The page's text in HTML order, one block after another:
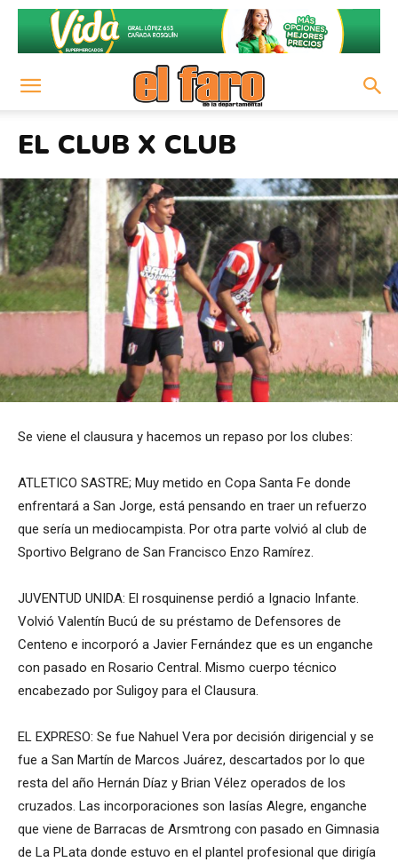
EL CLUB X CLUB
Se viene el clausura y hacemos un repaso por los clubes:
ATLETICO SASTRE; Muy metido en Copa Santa Fe donde
enfrentará a San Jorge, está pensando en traer un refuerzo
que sería un mediocampista. Por otra parte volvió al club de
Sportivo Belgrano de San Francisco Enzo Ramírez.
JUVENTUD UNIDA: El rosquinense perdió a Ignacio Infante.
Volvió Valentín Bucú de su préstamo de Defensores de
Centeno e incorporó a Javier Fernández que es un enganche
con pasado en Rosario Central. Mismo cuerpo técnico
encabezado por Suligoy para el Clausura.
EL EXPRESO: Se fue Nahuel Vera por decisión dirigencial y se
fue a San Martín de Marcos Juárez, descartados por lo que
resta del año Hernán Díaz y Brian Vélez operados de los
cruzados. Las incorporaciones son Iasías Alegre, enganche
que viene de Barracas de Arsmtrong con pasado en Gimnasia
de La PLata donde estuvo en el plantel profesional que dirigía